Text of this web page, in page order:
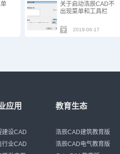
关于启动浩辰CAD不
出现菜单和工具栏
2019-06-17
应用
建设CAD
行业CAD
教育生态
浩辰CAD建筑教育版
浩辰CAD电气教育版